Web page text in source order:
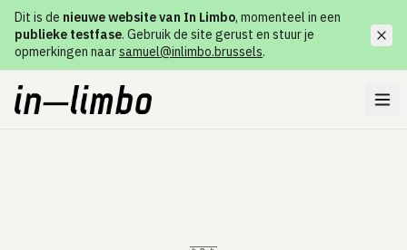
Dit is de nieuwe website van In Limbo, momenteel in een
publieke testfase. Gebruik de site gerust en stuur je
opmerkingen naarsamuel@inlimbo.brussels.